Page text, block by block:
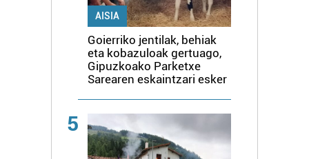
AISIA
Goierriko jentilak, behiak
eta kobazuloak gertuago,
Gipuzkoako Parketxe
Sarearen eskaintzari esker
5